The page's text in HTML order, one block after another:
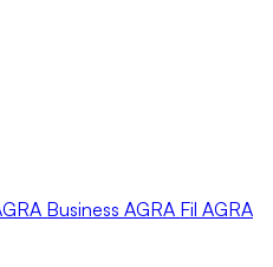
Business AGRA Fil AGRA